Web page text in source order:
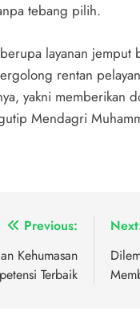
tebang pilih.
layanan
rentan
yakni memberikan
Mendagri
Previous:
Kehumasan
Terbaik